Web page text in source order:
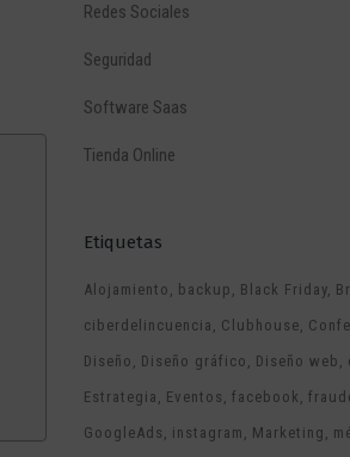
Redes Sociales
Seguridad
Software Saas
Tienda Online
Etiquetas
Alojamiento backup Black Friday
ciberdelincuencia
Clubhouse
Diseño
Diseño gráfico Diseño web
Estrategia
Eventos facebook
GoogleAds
instagram Marketing